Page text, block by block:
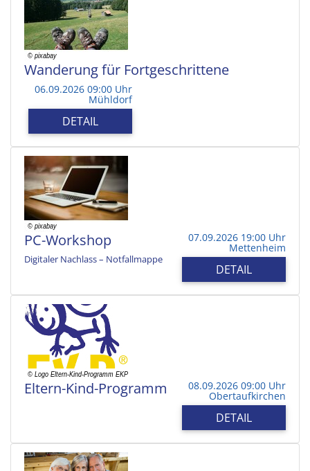
Wanderung für Fortgeschrittene
06.09.2026 09:00 Uhr
Mühldorf
DETAIL
PC-Workshop
Digitaler Nachlass – Notfallmappe
07.09.2026 19:00 Uhr
Mettenheim
DETAIL
Eltern-Kind-Programm 08.09.2026 09:00 Uhr
Obertaufkirchen
DETAIL